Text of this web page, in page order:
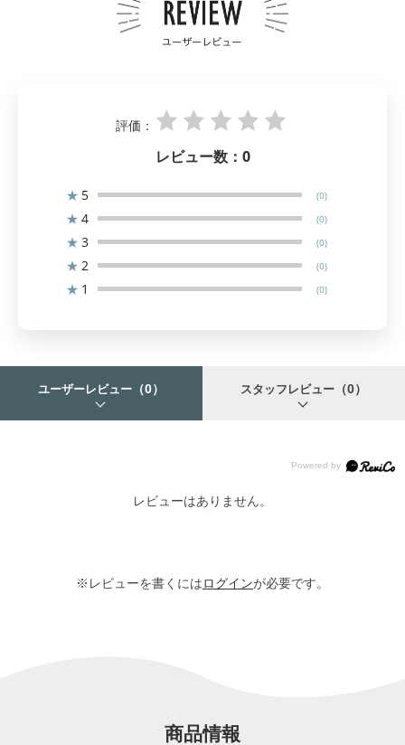
評価：
レビュー数： 0
★ 5 (0)
★ 4 (0)
★ 3 (0)
★ 2 (0)
★ 1 (0)
ユーザーレビュー （0） スタッフレビュー （0）
レビューはありません。
※レビューを書くにはログインが必要です。
商品情報